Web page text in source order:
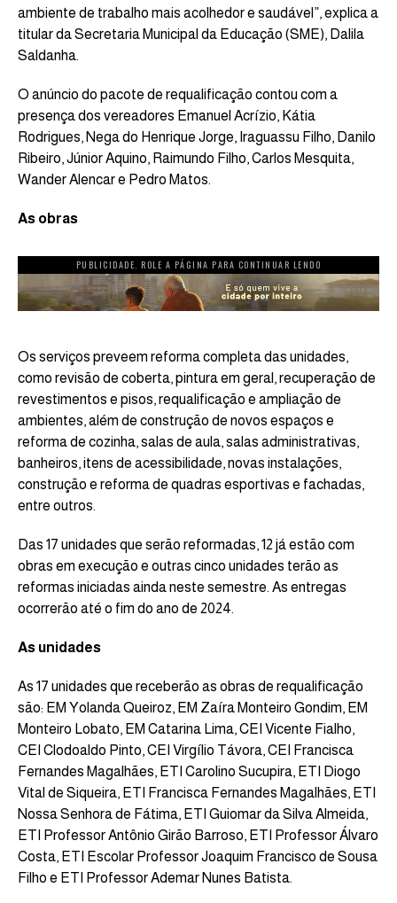
ambiente de trabalho mais acolhedor e saudável”, explica a
titular da Secretaria Municipal da Educação (SME), Dalila
Saldanha.
O anúncio do pacote de requalificação contou com a
presença dos vereadores Emanuel Acrízio, Kátia
Rodrigues, Nega do Henrique Jorge, Iraguassu Filho, Danilo
Ribeiro, Júnior Aquino, Raimundo Filho, Carlos Mesquita,
Wander Alencar e Pedro Matos.
As obras
PUBLICIDADE. ROLE A PÁGINA PARA CONTINUAR LENDO
Os serviços preveem reforma completa das unidades,
como revisão de coberta, pintura em geral, recuperação de
revestimentos e pisos, requalificação e ampliação de
ambientes, além de construção de novos espaços e
reforma de cozinha, salas de aula, salas administrativas,
banheiros, itens de acessibilidade, novas instalações,
construção e reforma de quadras esportivas e fachadas,
entre outros.
Das 17 unidades que serão reformadas, 12 já estão com
obras em execução e outras cinco unidades terão as
reformas iniciadas ainda neste semestre. As entregas
ocorrerão até o fim do ano de 2024.
As unidades
As 17 unidades que receberão as obras de requalificação
são: EM Yolanda Queiroz, EM Zaíra Monteiro Gondim, EM
Monteiro Lobato, EM Catarina Lima, CEI Vicente Fialho,
CEI Clodoaldo Pinto, CEI Virgílio Távora, CEI Francisca
Fernandes Magalhães, ETI Carolino Sucupira, ETI Diogo
Vital de Siqueira, ETI Francisca Fernandes Magalhães, ETI
Nossa Senhora de Fátima, ETI Guiomar da Silva Almeida,
ETI Professor Antônio Girão Barroso, ETI Professor Álvaro
Costa, ETI Escolar Professor Joaquim Francisco de Sousa
Filho e ETI Professor Ademar Nunes Batista.